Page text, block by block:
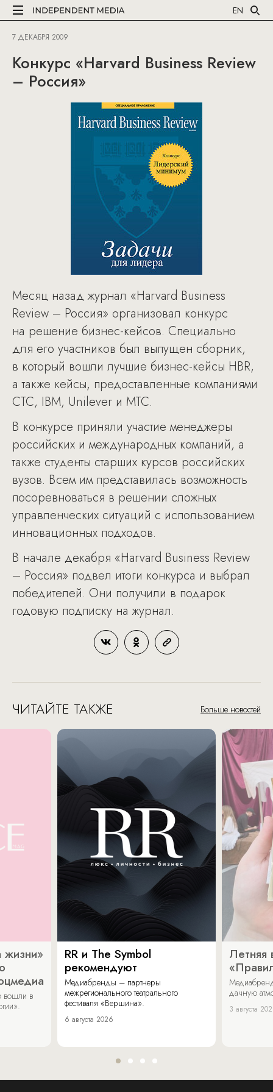
EN
7 ДЕКАБРЯ 2009
Конкурс «Harvard Business Review
– Россия»
Месяц назад журнал «Harvard Business
Review – Россия» организовал конкурс
на решение бизнес-кейсов. Специально
для его участников был выпущен сборник,
в который вошли лучшие бизнес-кейсы HBR,
а также кейсы, предоставленные компаниями
СТС, IBM, Unilever и МТС.
В конкурсе приняли участие менеджеры
российских и международных компаний, а
также студенты старших курсов российских
вузов. Всем им представилась возможность
посоревноваться в решении сложных
управленческих ситуаций с использованием
инновационных подходов.
В начале декабря «Harvard Business Review
– Россия» подвел итоги конкурса и выбрал
победителей. Они получили в подарок
годовую подписку на журнал.
ЧИТАЙТЕ ТАКЖЕ Больше новостей
жизни»
вошли в
RR и The Symbol
рекомендуют
Медиабренды – партнеры
межрегионального театрального
фестиваля «Вершина».
6 августа 2026
Летняя
дачную
3 августа